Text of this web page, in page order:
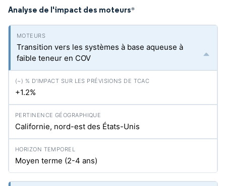
Analyse de l'impact des moteurs*
Transition vers les systèmes à base aqueuse à
faible teneur en COV
+1.2%
Californie, nord-est des États-Unis
Moyen terme (2-4 ans)